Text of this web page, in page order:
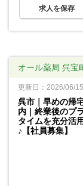
求人を保存
オール薬局 呉宝
更新日：2026/06/15
呉市｜早めの帰
内｜終業後のプ
タイムを充分活
♪【社員募集】